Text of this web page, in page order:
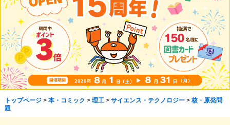
トップページ> 本・コミック > 理工> サイエンス・テクノロジー> 核・原発問
題